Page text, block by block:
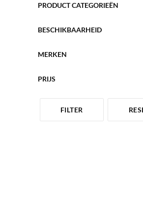
PRODUCT CATEGORIEËN
BESCHIKBAARHEID
MERKEN
PRIJS
FILTER